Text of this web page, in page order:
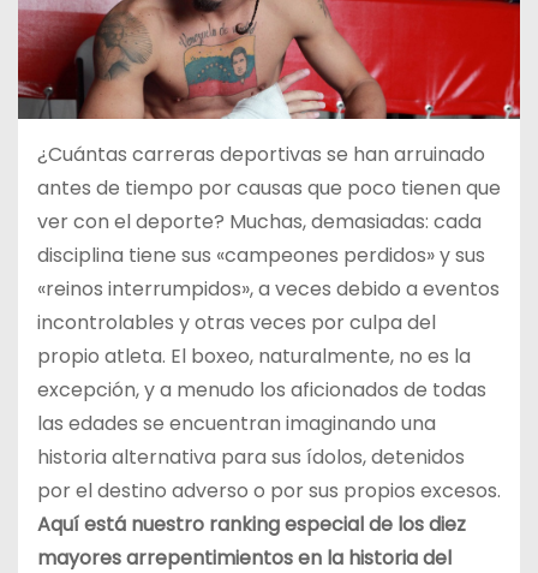
¿Cuántas carreras deportivas se han arruinado
antes de tiempo por causas que poco tienen que
ver con el deporte? Muchas, demasiadas: cada
disciplina tiene sus «campeones perdidos» y sus
«reinos interrumpidos», a veces debido a eventos
incontrolables y otras veces por culpa del
propio atleta. El boxeo, naturalmente, no es la
excepción, y a menudo los aficionados de todas
las edades se encuentran imaginando una
historia alternativa para sus ídolos, detenidos
por el destino adverso o por sus propios excesos.
Aquí está nuestro ranking especial de los diez
mayores arrepentimientos en la historia del